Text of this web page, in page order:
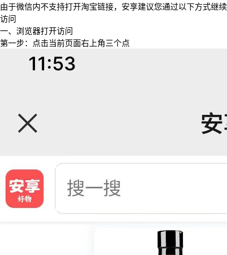
由于微信内不支持打开淘宝链接，安享建议您通过以下方式继续
访问
一、浏览器打开访问
第一步：点击当前页面右上角三个点